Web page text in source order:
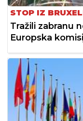
STOP IZ
Tražili zabranu
Europska